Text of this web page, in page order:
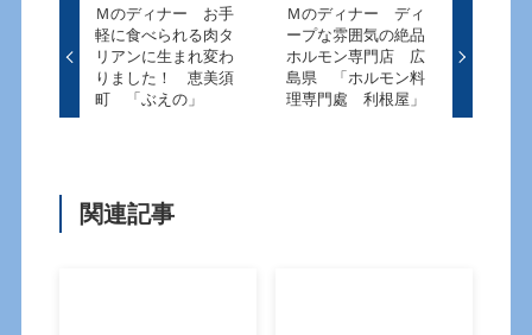
Ｍのディナー お手
軽に食べられる肉タ
リアンに生まれ変わ
りました！ 恵美須
町 「ぶえの」
Ｍのディナー ディ
ープな雰囲気の絶品
ホルモン専門店 広
島県 「ホルモン料
理専門處 利根屋」
関連記事